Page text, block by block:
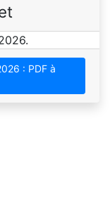
: PDF à